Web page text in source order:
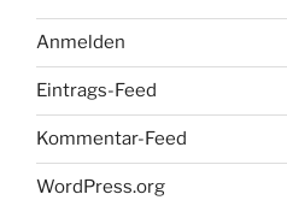
Anmelden
Eintrags-Feed
Kommentar-Feed
WordPress.org